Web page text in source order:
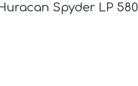
Spyder LP 580